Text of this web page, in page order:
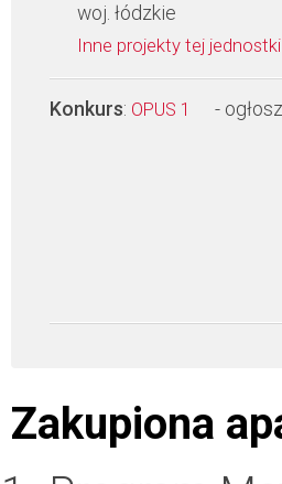
woj. łódzkie
Inne projekty tej jednostki
Konkurs: OPUS 1 -
Zakupiona